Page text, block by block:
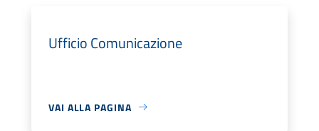
Ufficio Comunicazione
VAI ALLA PAGINA